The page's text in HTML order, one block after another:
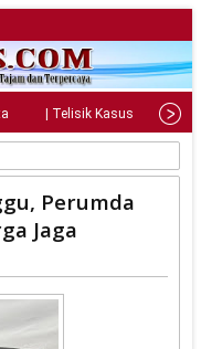
| Telisik Kasus |
Perumda
Jaga